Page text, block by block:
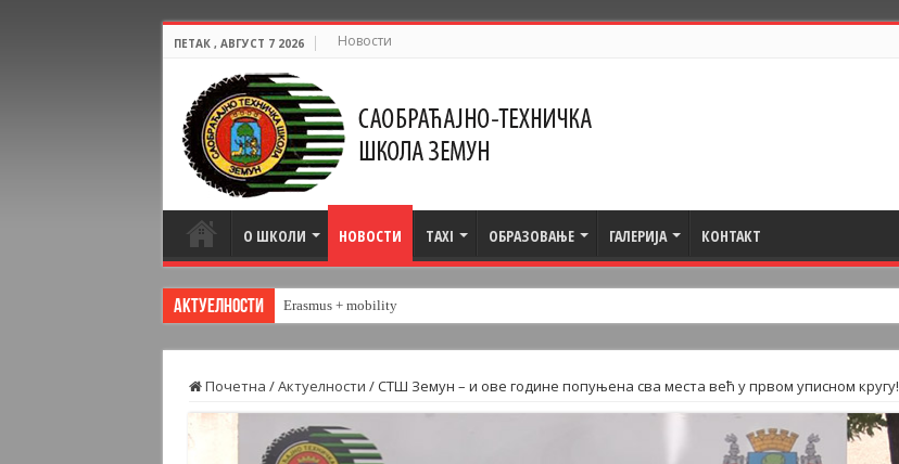
ПЕТАК , АВГУСТ 7 2026 Новости
О ШКОЛИ НОВОСТИ TAXI ОБРАЗОВАЊЕ ГАЛЕРИЈА КОНТАКТ
Актуелности Erasmus + mobility
Почетна /Актуелности /СТШ Земун – и ове године попуњена сва места већ у првом уписном кругу!